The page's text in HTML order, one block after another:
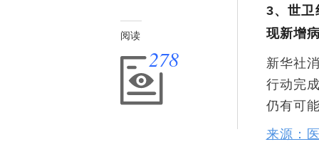
阅读
278
3、世卫
现新增
新华社
行动完
仍有可
来源：